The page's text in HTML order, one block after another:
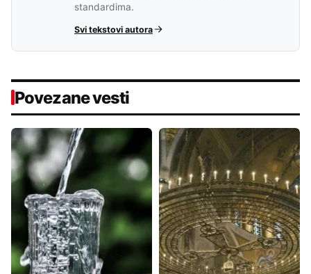
standardima.
Svi tekstovi autora
Povezane vesti